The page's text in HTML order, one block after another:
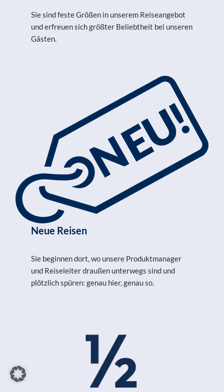
Sie sind feste Größen in unserem Reiseangebot
und erfreuen sich größter Beliebtheit bei unseren
Gästen.
Neue Reisen
Sie beginnen dort, wo unsere Produktmanager
und Reiseleiter draußen unterwegs sind und
plötzlich spüren: genau hier, genau so.